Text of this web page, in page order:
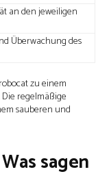
an den jeweiligen
Überwachung des
zu einem
regelmäßige
sauberen und
sagen